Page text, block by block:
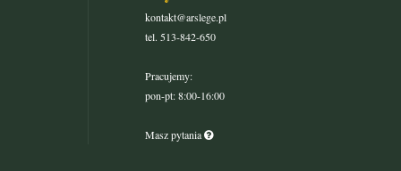
kontakt@arslege.pl
tel. 513-842-650
Pracujemy:
pon-pt: 8:00-16:00
Masz pytania